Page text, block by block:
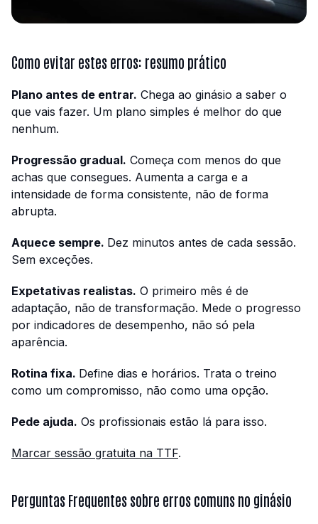
Como evitar estes erros: resumo prático
Plano antes de entrar. Chega ao ginásio a saber o
que vais fazer. Um plano simples é melhor do que
nenhum.
Progressão gradual. Começa com menos do que
achas que consegues. Aumenta a carga e a
intensidade de forma consistente, não de forma
abrupta.
Aquece sempre. Dez minutos antes de cada sessão.
Sem exceções.
Expetativas realistas. O primeiro mês é de
adaptação, não de transformação. Mede o progresso
por indicadores de desempenho, não só pela
aparência.
Rotina fixa. Define dias e horários. Trata o treino
como um compromisso, não como uma opção.
Pede ajuda. Os profissionais estão lá para isso.
Marcar sessão gratuita na TTF.
Perguntas Frequentes sobre erros comuns no ginásio